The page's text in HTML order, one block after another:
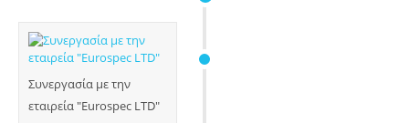
Συνεργασία με την
εταιρεία "Eurospec LTD"